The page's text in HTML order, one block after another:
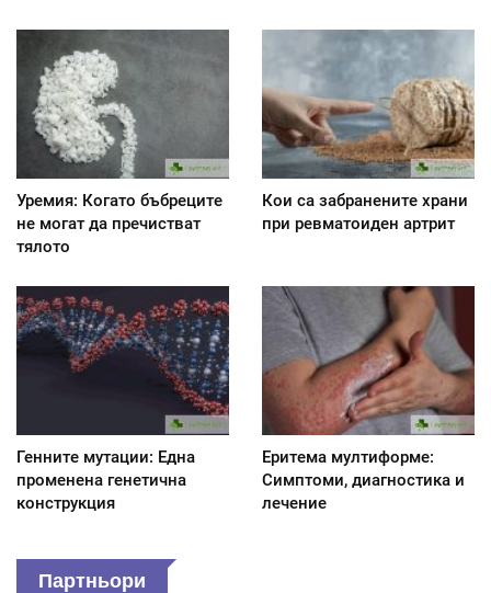
Уремия: Когато бъбреците
не могат да пречистват
тялото
Кои са забранените храни
при ревматоиден артрит
Генните мутации: Една
променена генетична
конструкция
Еритема мултиформе:
Симптоми, диагностика и
лечение
Партньори